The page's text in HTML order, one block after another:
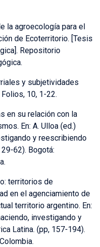
la agroecología para el
de Ecoterritorio. [Tesis
Repositorio
y subjetividades
10, 1-22.
en su relación con la
En: A. Ulloa (ed.)
y reescribiendo
62). Bogotá:
territorios de
en el agenciamiento de
territorio argentino. En:
investigando y
Latina. (pp, 157-194).